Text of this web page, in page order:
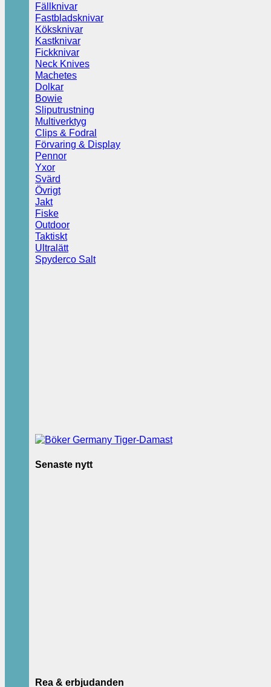
Fällknivar
Fastbladsknivar
Köksknivar
Kastknivar
Fickknivar
Neck Knives
Machetes
Dolkar
Bowie
Sliputrustning
Multiverktyg
Clips & Fodral
Förvaring & Display
Pennor
Yxor
Svärd
Övrigt
Jakt
Fiske
Outdoor
Taktiskt
Ultralätt
Spyderco Salt
Senaste nytt
Rea & erbjudanden